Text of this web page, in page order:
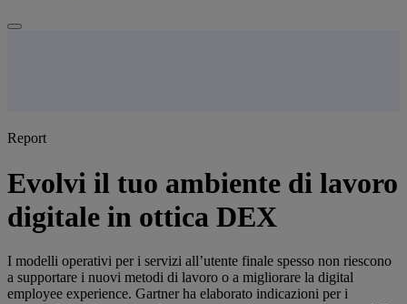
Report
Evolvi il tuo ambiente di lavoro
digitale in ottica DEX
I modelli operativi per i servizi all’utente finale spesso non riescono
a supportare i nuovi metodi di lavoro o a migliorare la digital
employee experience. Gartner ha elaborato indicazioni per i